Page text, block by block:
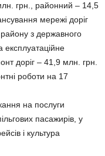
грн., районний – 14,5
мережі доріг
з державного
доріг – 41,9 млн. грн.
роботи на 17
на послуги
пасажирів, у
і культура